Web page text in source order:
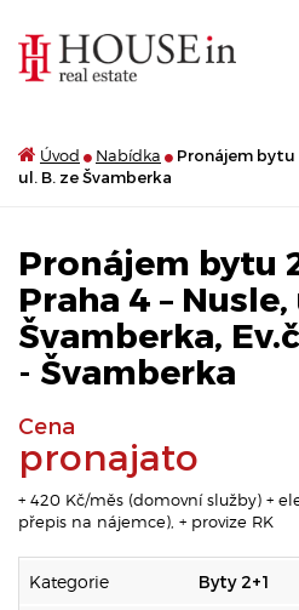
Úvod Nabídka
Pronájem bytu
ul. B. ze Švamberka
Pronájem bytu
Praha 4 – Nusle,
Švamberka,
- Švamberka
Cena
pronajato
+ 420 Kč/měs (domovní služby) +
přepis na nájemce), + provize RK
Kategorie Byty 2+1